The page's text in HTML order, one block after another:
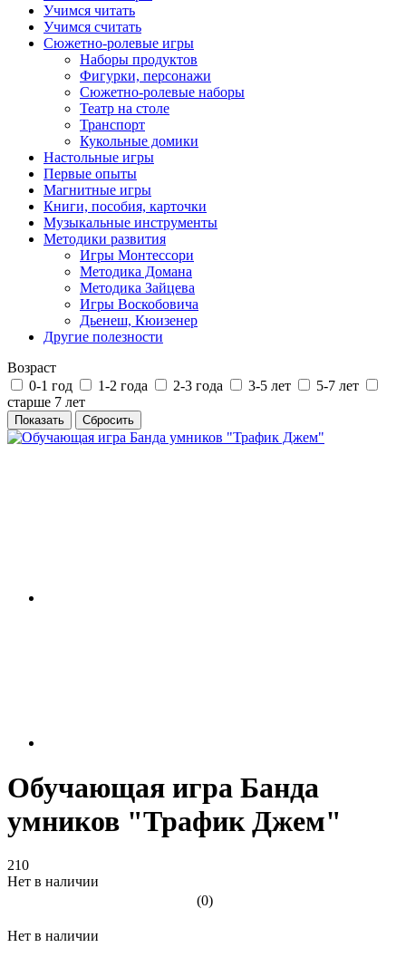
Учимся читать
Учимся считать
Сюжетно-ролевые игры
Наборы продуктов
Фигурки, персонажи
Сюжетно-ролевые наборы
Театр на столе
Транспорт
Кукольные домики
Настольные игры
Первые опыты
Магнитные игры
Книги, пособия, карточки
Музыкальные инструменты
Методики развития
Игры Монтессори
Методика Домана
Методика Зайцева
Игры Воскобовича
Дьенеш, Кюизенер
Другие полезности
Возраст
0-1 год
1-2 года 2-3 года 3-5 лет
5-7 лет
старше 7 лет
Обучающая игра Банда
умников "Трафик Джем"
210
Нет в наличии
(0)
Нет в наличии